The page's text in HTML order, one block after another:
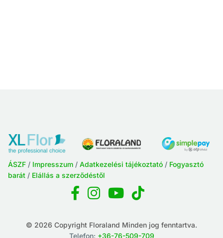
ÁSZF / Impresszum / Adatkezelési tájékoztató / Fogyasztó
barát / Elállás a szerződéstől
© 2026 Copyright Floraland Minden jog fenntartva.
Telefon: +36-76-509-709